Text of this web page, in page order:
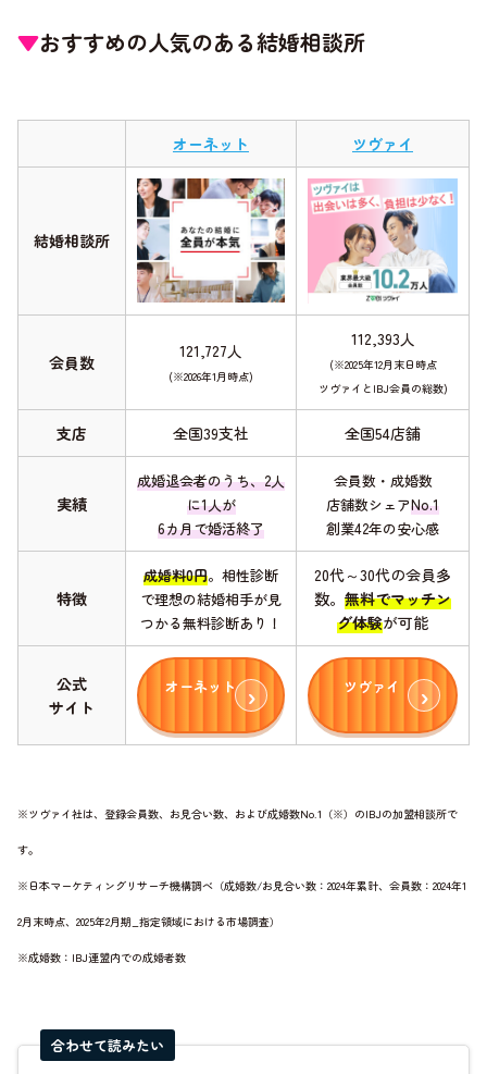
▼おすすめの人気のある結婚相談所
オーネット ツヴァイ
結婚相談所
会員数
121,727人
(※2026年1月時点)
112,393人
(※2025年12月末日時点
ツヴァイとIBJ会員の総数)
支店 全国39支社 全国54店舗
実績
成婚退会者のうち、2人
に1人が
6カ月で婚活終了
会員数・成婚数
店舗数シェアNo.1
創業42年の安心感
特徴
成婚料0円。相性診断
で理想の結婚相手が見
つかる無料診断あり！
20代～30代の会員多
数。 無料でマッチン
グ体験が可能
公式
サイト
オーネット ツヴァイ
※ツヴァイ社は、登録会員数、お見合い数、および成婚数No.1（※）のIBJの加盟相談所で
す。
※日本マーケティングリサーチ機構調べ（成婚数/お見合い数：2024年累計、会員数：2024年1
2月末時点、2025年2月期_指定領域における市場調査）
※成婚数：IBJ連盟内での成婚者数
合わせて読みたい